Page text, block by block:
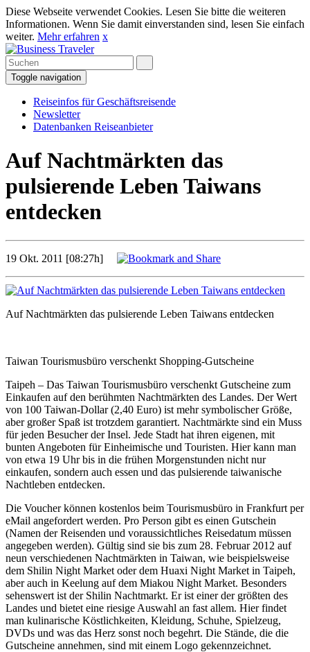
Diese Webseite verwendet Cookies. Lesen Sie bitte die weiteren
Informationen. Wenn Sie damit einverstanden sind, lesen Sie einfach
weiter. Mehr erfahren x
Toggle navigation
Reiseinfos für Geschäftsreisende
Newsletter
Datenbanken Reiseanbieter
Auf Nachtmärkten das
pulsierende Leben Taiwans
entdecken
19 Okt. 2011 [08:27h]
Auf Nachtmärkten das pulsierende Leben Taiwans entdecken
Taiwan Tourismusbüro verschenkt Shopping-Gutscheine
Taipeh – Das Taiwan Tourismusbüro verschenkt Gutscheine zum
Einkaufen auf den berühmten Nachtmärkten des Landes. Der Wert
von 100 Taiwan-Dollar (2,40 Euro) ist mehr symbolischer Größe,
aber großer Spaß ist trotzdem garantiert. Nachtmärkte sind ein Muss
für jeden Besucher der Insel. Jede Stadt hat ihren eigenen, mit
bunten Angeboten für Einheimische und Touristen. Hier kann man
von etwa 19 Uhr bis in die frühen Morgenstunden nicht nur
einkaufen, sondern auch essen und das pulsierende taiwanische
Nachtleben entdecken.
Die Voucher können kostenlos beim Tourismusbüro in Frankfurt per
eMail angefordert werden. Pro Person gibt es einen Gutschein
(Namen der Reisenden und voraussichtliches Reisedatum müssen
angegeben werden). Gültig sind sie bis zum 28. Februar 2012 auf
neun verschiedenen Nachtmärkten in Taiwan, wie beispielsweise
dem Shilin Night Market oder dem Huaxi Night Market in Taipeh,
aber auch in Keelung auf dem Miakou Night Market. Besonders
sehenswert ist der Shilin Nachtmarkt. Er ist einer der größten des
Landes und bietet eine riesige Auswahl an fast allem. Hier findet
man kulinarische Köstlichkeiten, Kleidung, Schuhe, Spielzeug,
DVDs und was das Herz sonst noch begehrt. Die Stände, die die
Gutscheine annehmen, sind mit einem Logo gekennzeichnet.